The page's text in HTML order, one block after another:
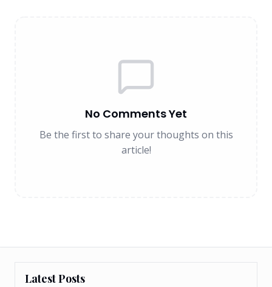
No Comments Yet
Be the first to share your thoughts on this
article!
Latest Posts